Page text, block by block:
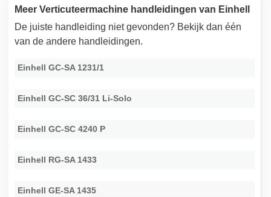
Meer Verticuteermachine handleidingen van Einhell
De juiste handleiding niet gevonden? Bekijk dan één
van de andere handleidingen.
Einhell GC-SA 1231/1
Einhell GC-SC 36/31 Li-Solo
Einhell GC-SC 4240 P
Einhell RG-SA 1433
Einhell GE-SA 1435